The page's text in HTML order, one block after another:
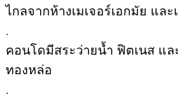
ไกลจากห้างเมเจอร์เอกมัย และ
.
คอนโดมีสระว่ายน้ำ ฟิตเนส แล
ทองหล่อ
.